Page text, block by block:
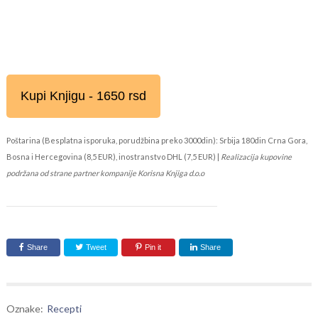
Kupi Knjigu - 1650 rsd
Poštarina (Besplatna isporuka, porudžbina preko 3000din): Srbija 180din Crna Gora,
Bosna i Hercegovina (8,5 EUR), inostranstvo DHL (7,5 EUR) | Realizacija kupovine
podržana od strane partner kompanije Korisna Knjiga d.o.o
Share Tweet Pin it Share
Oznake: Recepti